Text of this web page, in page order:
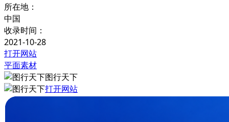
所在地：
中国
收录时间：
2021-10-28
打开网站
平面素材
图行天下
打开网站